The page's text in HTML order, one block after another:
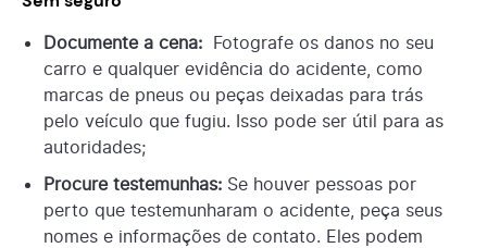
Documente a cena: Fotografe os danos no seu
carro e qualquer evidência do acidente, como
marcas de pneus ou peças deixadas para trás
pelo veículo que fugiu. Isso pode ser útil para as
autoridades;
Procure testemunhas: Se houver pessoas por
perto que testemunharam o acidente, peça seus
nomes e informações de contato. Eles podem